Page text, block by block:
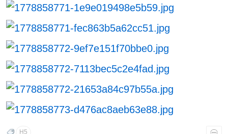
H5